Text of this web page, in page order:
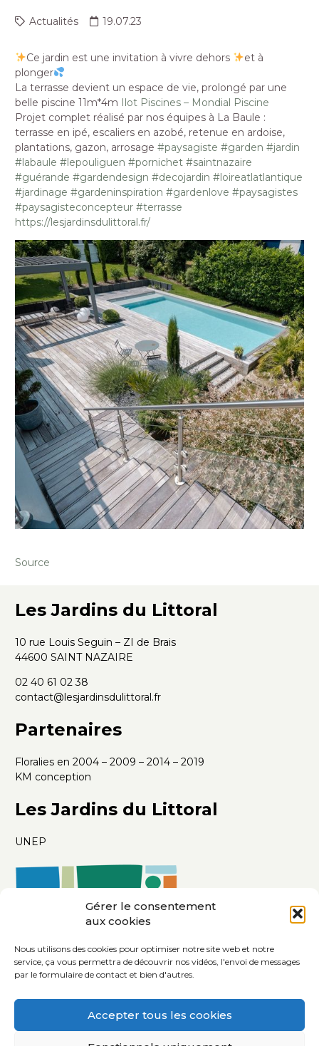
Gérer le consentement
aux cookies
Nous utilisons des cookies pour optimiser notre site web et notre
service, ça vous permettra de découvrir nos vidéos, l'envoi de messages
par le formulaire de contact et bien d'autres.
Accepter tous les cookies
Actualités 19.07.23
Ce jardin est une invitation à vivre dehors
et à
plonger
La terrasse devient un espace de vie, prolongé par une
belle piscine 11m*4m Ilot Piscines – Mondial Piscine
Projet complet réalisé par nos équipes à La Baule :
terrasse en ipé, escaliers en azobé, retenue en ardoise,
plantations, gazon, arrosage #paysagiste #garden #jardin
#labaule #lepouliguen #pornichet #saintnazaire
#guérande #gardendesign #decojardin #loireatlatlantique
#jardinage #gardeninspiration #gardenlove #paysagistes
#paysagisteconcepteur #terrasse
https://lesjardinsdulittoral.fr/
Source
Les Jardins du Littoral
10 rue Louis Seguin – ZI de Brais
44600 SAINT NAZAIRE
02 40 61 02 38
contact@lesjardinsdulittoral.fr
Partenaires
Floralies en 2004 – 2009 – 2014 – 2019
KM conception
Les Jardins du Littoral
UNEP